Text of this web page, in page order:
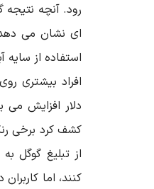
رود. آنچه نتیجه
ای نشان می
استفاده از
کشف کرد برخی